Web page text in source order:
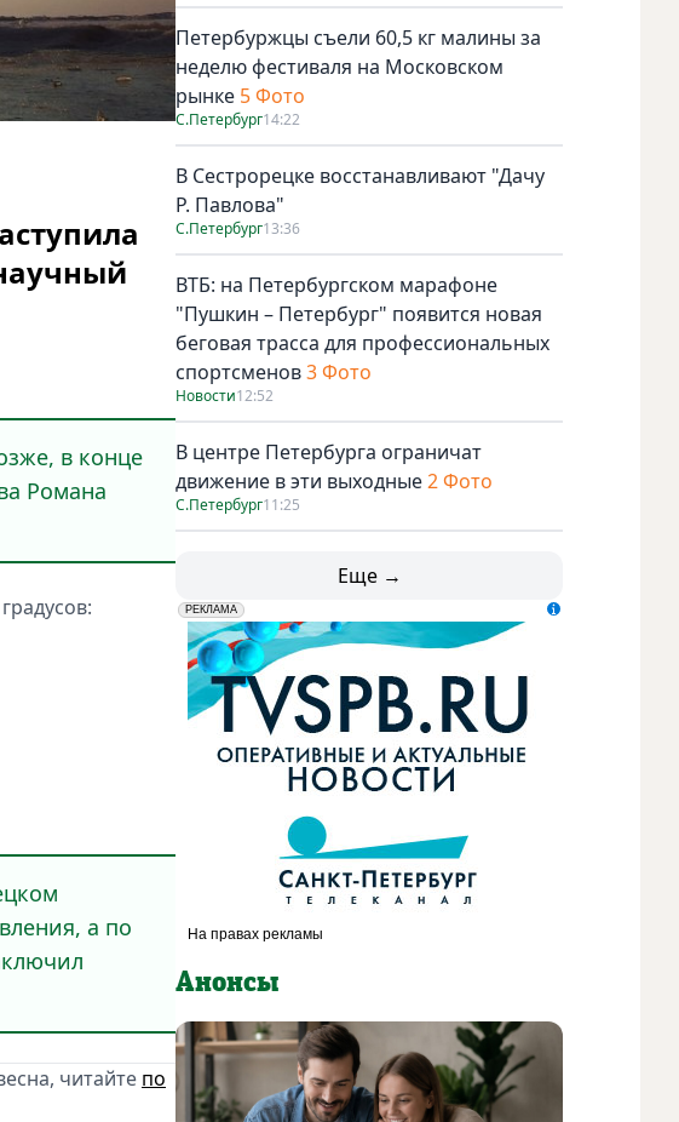
в конце
Романа
а по
читайте по
Петербуржцы съели 60,5 кг малины за
неделю фестиваля на Московском
рынке 5 Фото
С.Петербург14:22
В Сестрорецке восстанавливают "Дачу
Р. Павлова"
С.Петербург13:36
ВТБ: на Петербургском марафоне
"Пушкин – Петербург" появится новая
беговая трасса для профессиональных
спортсменов3 Фото
Новости12:52
В центре Петербурга ограничат
движение в эти выходные2 Фото
С.Петербург11:25
Еще →
erid: LdtCK5udn
РЕКЛАМА
АО "ГАТР", ИНН: 7841320717
Анонсы